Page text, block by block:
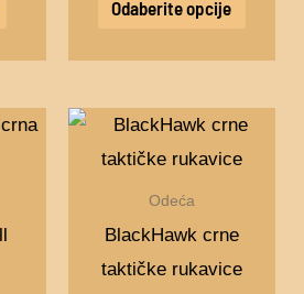
Odaberite opcije
Ovaj
Odeća
BlackHawk crne
taktičke rukavice